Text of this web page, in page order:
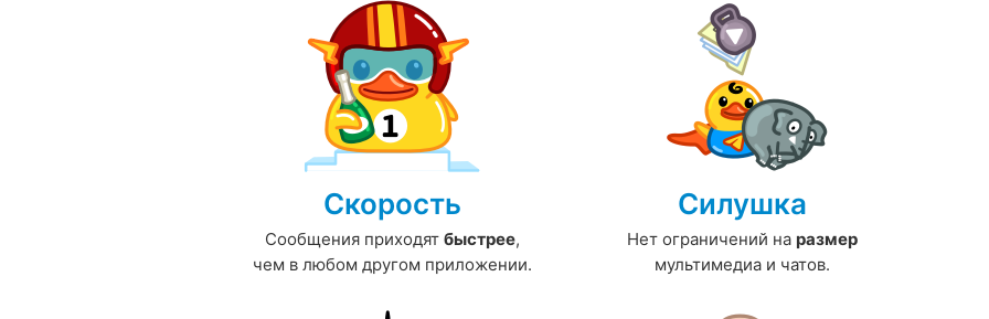
Скорость
Сообщения приходят быстрее,
чем в любом другом приложении.
Силушка
Нет ограничений на размер
мультимедиа и чатов.